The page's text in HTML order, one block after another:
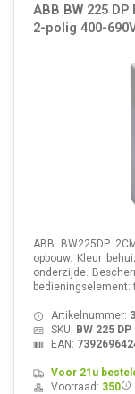
ABB BW 225
2-polig 400-
ABB BW225DP
opbouw. Kleur
onderzijde.
bedieningselement:
Artikelnummer:
SKU: BW 225 DP
EAN:
Voor 21u
Voorraad: 350